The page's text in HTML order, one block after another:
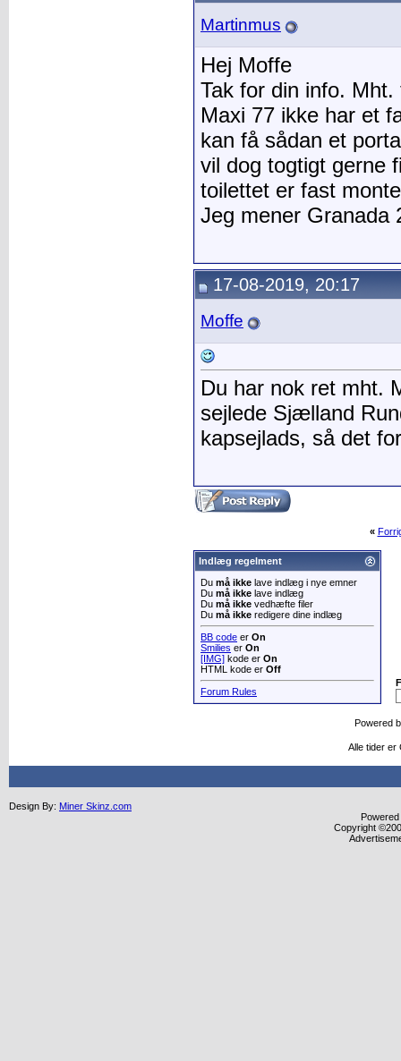
Martinmus
Hej Moffe
Tak for din info.
Maxi 77 ikke har et
kan få sådan et
vil dog togtigt gerne
toilettet er fast
Jeg mener Granada
17-08-2019, 20:17
Moffe
Du har nok ret mht.
sejlede Sjælland
kapsejlads, så det
«
Indlæg regelment
Du må ikke lave indlæg i nye emner
Du må ikke lave indlæg
Du må ikke vedhæfte filer
Du må ikke redigere dine indlæg
BB code er On
Smilies er On
[IMG] kode er On
HTML kode er Off
Forum Rules
Powered
Alle tider er
Design By: Miner Skinz.com
Copyright